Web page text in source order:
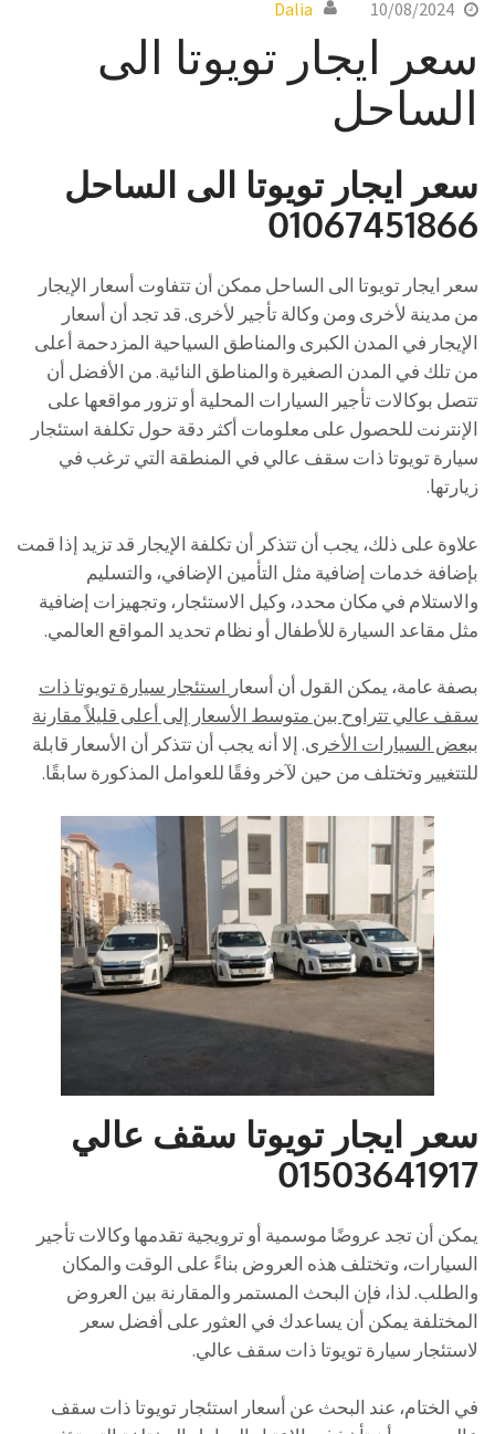
10/08/2024
Dalia
سعر ايجار تويوتا الى
الساحل
سعر ايجار تويوتا الى الساحل
01067451866
سعر ايجار تويوتا الى الساحل ممكن أن تتفاوت أسعار الإيجار
من مدينة لأخرى ومن وكالة تأجير لأخرى. قد تجد أن أسعار
الإيجار في المدن الكبرى والمناطق السياحية المزدحمة أعلى
من تلك في المدن الصغيرة والمناطق النائية. من الأفضل أن
تتصل بوكالات تأجير السيارات المحلية أو تزور مواقعها على
الإنترنت للحصول على معلومات أكثر دقة حول تكلفة استئجار
سيارة تويوتا ذات سقف عالي في المنطقة التي ترغب في
زيارتها.
علاوة على ذلك، يجب أن تتذكر أن تكلفة الإيجار قد تزيد إذا قمت
بإضافة خدمات إضافية مثل التأمين الإضافي، والتسليم
والاستلام في مكان محدد، وكيل الاستئجار، وتجهيزات إضافية
مثل مقاعد السيارة للأطفال أو نظام تحديد المواقع العالمي.
بصفة عامة، يمكن القول أن أسعار استئجار سيارة تويوتا ذات
سقف عالي تتراوح بين متوسط الأسعار إلى أعلى قليلاً مقارنة
ببعض السيارات الأخرى. إلا أنه يجب أن تتذكر أن الأسعار قابلة
للتتغيير وتختلف من حين لآخر وفقًا للعوامل المذكورة سابقًا.
سعر ايجار تويوتا سقف عالي
01503641917
يمكن أن تجد عروضًا موسمية أو ترويجية تقدمها وكالات تأجير
السيارات، وتختلف هذه العروض بناءً على الوقت والمكان
والطلب. لذا، فإن البحث المستمر والمقارنة بين العروض
المختلفة يمكن أن يساعدك في العثور على أفضل سعر
لاستئجار سيارة تويوتا ذات سقف عالي.
في الختام، عند البحث عن أسعار استئجار تويوتا ذات سقف